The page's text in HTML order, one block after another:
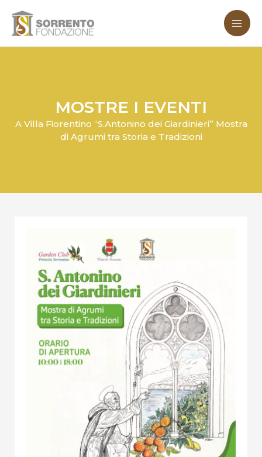
MOSTRE I EVENTI
A Villa Fiorentino “S.Antonino dei Giardinieri” Mostra
di Agrumi tra Storia e Tradizioni